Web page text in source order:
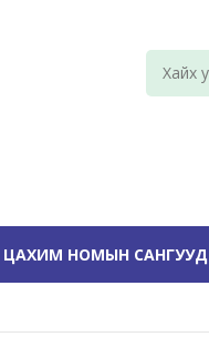
ЦАХИМ НОМЫН САНГУУД